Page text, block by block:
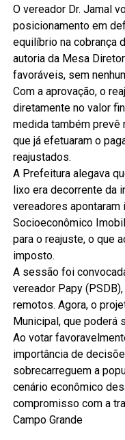
O vereador Dr. Jamal
posicionamento em
equilíbrio na cobrança
autoria da Mesa
favoráveis, sem
Com a aprovação, o
diretamente no valor
medida também
que já efetuaram o
reajustados.
A Prefeitura alegava
lixo era decorrente da
vereadores
Socioeconômico
para o reajuste, o que
imposto.
A sessão foi
vereador Papy
remotos. Agora, o
Municipal, que poderá
Ao votar
importância de
sobrecarreguem a
cenário econômico
compromisso com a
Campo Grande